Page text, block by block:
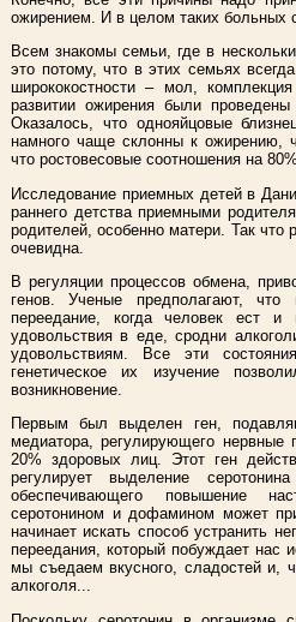
ожирением. И в целом таких больных
Всем знакомы семьи, где в
это потому, что в этих семьях
ширококостности – мол,
развитии ожирения были
Оказалось, что однояйцовые
намного чаще склонны к ожирению,
что ростовесовые соотношения на
Исследование приемных детей в
раннего детства приемными
родителей, особенно матери. Так что
очевидна.
В регуляции процессов обмена,
генов. Ученые предполагают,
переедание, когда человек ест
удовольствия в еде, сродни
удовольствиям. Все эти
генетическое их изучение
возникновение.
Первым был выделен ген,
медиатора, регулирующего
20% здоровых лиц. Этот ген
регулирует выделение
обеспечивающего повышение
серотонином и дофамином может
начинает искать способ устранить
переедания, который побуждает нас
мы съедаем вкусного, сладостей
алкоголя...